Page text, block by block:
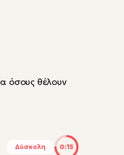
όσους θέλουν
Δύσκολη 0:15